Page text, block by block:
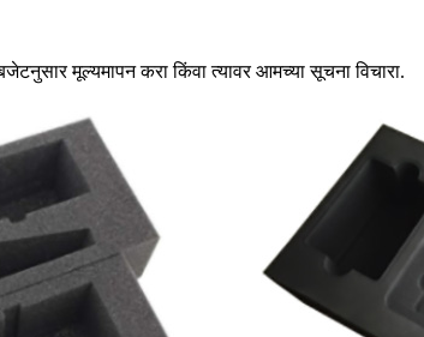
मूल्यमापन करा किंवा त्यावर आमच्या सूचना विचारा.